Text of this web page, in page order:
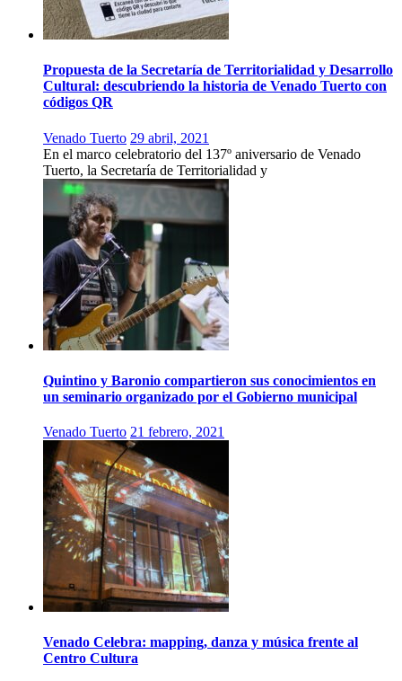
Propuesta de la Secretaría de Territorialidad y Desarrollo
Cultural: descubriendo la historia de Venado Tuerto con
códigos QR
Venado Tuerto 29 abril, 2021
En el marco celebratorio del 137º aniversario de Venado
Tuerto, la Secretaría de Territorialidad y
Quintino y Baronio compartieron sus conocimientos en
un seminario organizado por el Gobierno municipal
Venado Tuerto 21 febrero, 2021
Venado Celebra: mapping, danza y música frente al
Centro Cultura